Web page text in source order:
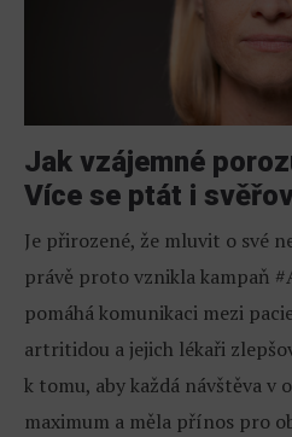
Jak vzájemné
Více se ptát i
Je přirozené, že mluvit o své
právě proto vznikla kampaň
pomáhá komunikaci mezi
artritidou a jejich lékaři
k tomu, aby každá návštěva v
maximum a měla přínos pro